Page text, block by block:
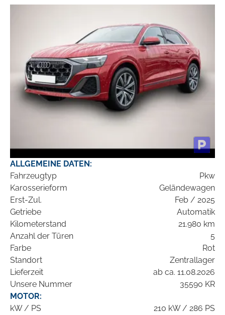
ALLGEMEINE DATEN:
Fahrzeugtyp
Pkw
Karosserieform
Geländewagen
Erst-Zul.
Feb / 2025
Getriebe
Automatik
Kilometerstand
21.980 km
Anzahl der Türen
5
Farbe
Rot
Standort
Zentrallager
Lieferzeit
ab ca. 11.08.2026
Unsere Nummer
35590 KR
MOTOR:
kW / PS
210 kW / 286 PS